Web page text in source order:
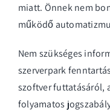
miatt. Önnek nem
működő
Nem szükséges
szerverpark
szoftver futtatásáról,
folyamatos